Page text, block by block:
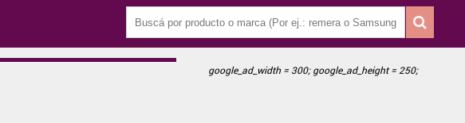
google_ad_width = 300; google_ad_height = 250;